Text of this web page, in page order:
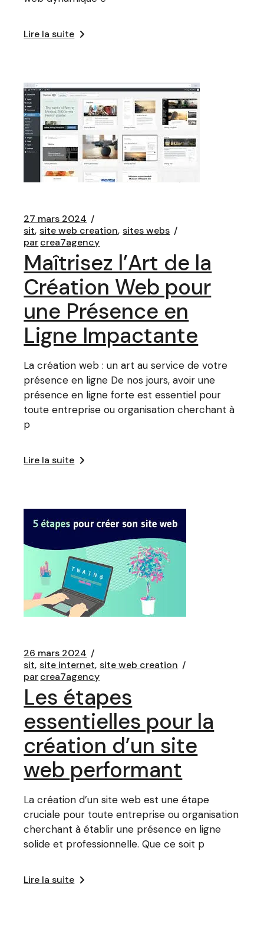
Lire la suite
27 mars 2024
sit site web creation sites webs
parcrea7agency
Maîtrisez l’Art de la
Création Web pour
une Présence en
Ligne Impactante
La création web : un art au service de votre
présence en ligne De nos jours, avoir une
présence en ligne forte est essentiel pour
toute entreprise ou organisation cherchant à
p
Lire la suite
26 mars 2024
sit site internet site web creation
parcrea7agency
Les étapes
essentielles pour la
création d’un site
web performant
La création d’un site web est une étape
cruciale pour toute entreprise ou organisation
cherchant à établir une présence en ligne
solide et professionnelle. Que ce soit p
Lire la suite